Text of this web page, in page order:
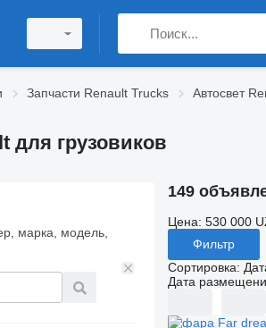
Запчасти Renault Trucks Автосвет
для грузовиков
марка, модель,
149
Цена: 530 000
Фильтр
Сортировка:
Дата